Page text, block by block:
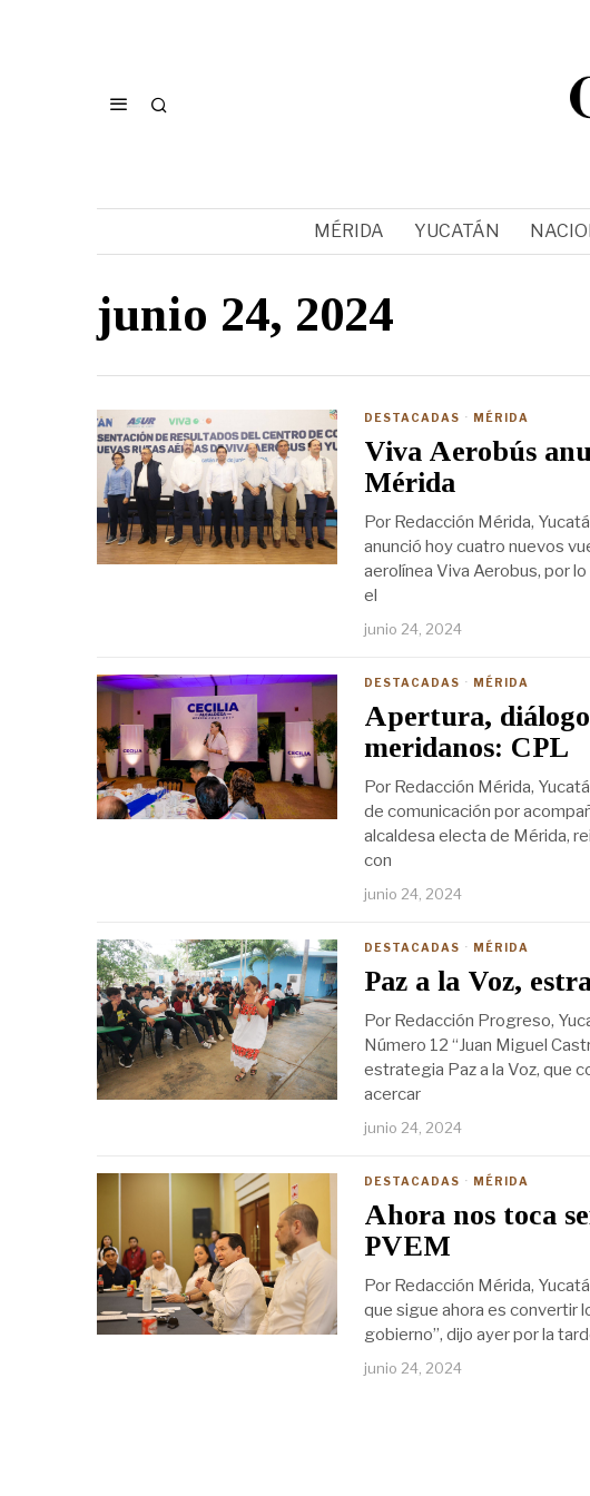
MÉRIDA YUCATÁN
junio 24, 2024
DESTACADAS · MÉRIDA
Viva Aerobús
Mérida
Por Redacción Mérida,
anunció hoy cuatro nuevos
aerolínea Viva Aerobus, por
el
junio 24, 2024
DESTACADAS · MÉRIDA
Apertura,
meridanos: CPL
Por Redacción Mérida,
de comunicación por
alcaldesa electa de Mérida,
con
junio 24, 2024
DESTACADAS · MÉRIDA
Paz a la Voz,
Por Redacción Progreso,
Número 12 “Juan Miguel
estrategia Paz a la Voz, que
acercar
junio 24, 2024
DESTACADAS · MÉRIDA
Ahora nos toca
PVEM
Por Redacción Mérida,
que sigue ahora es convertir
gobierno”, dijo ayer por la
junio 24, 2024